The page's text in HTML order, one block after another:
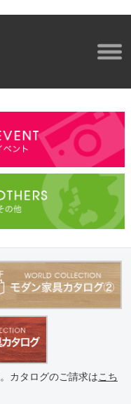
カタログのご請求はこち